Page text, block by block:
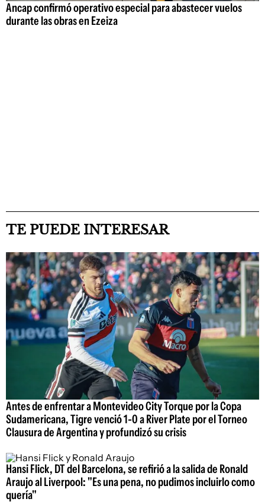
Ancap confirmó operativo especial para abastecer vuelos
durante las obras en Ezeiza
TE PUEDE INTERESAR
Antes de enfrentar a Montevideo City Torque por la Copa
Sudamericana, Tigre venció 1-0 a River Plate por el Torneo
Clausura de Argentina y profundizó su crisis
Hansi Flick, DT del Barcelona, se refirió a la salida de Ronald
Araujo al Liverpool: "Es una pena, no pudimos incluirlo como
quería"